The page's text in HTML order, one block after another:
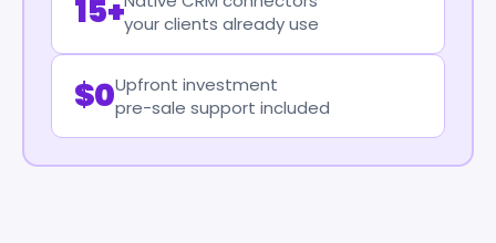
15+your clients already use
$0Upfront investment
pre-sale support included